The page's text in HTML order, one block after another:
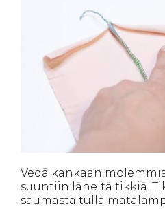
Vedä kankaan
suuntiin läheltä tikkiä.
saumasta tulla